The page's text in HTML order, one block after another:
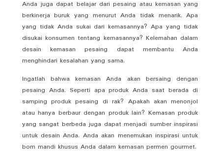
Anda juga dapat belajar dari pesaing atau kemasan yang
berkinerja buruk yang menurut Anda tidak menarik. Apa
yang tidak Anda sukai dari kemasannya? Apa yang tidak
disukai konsumen tentang kemasannya? Kelemahan dalam
desain kemasan pesaing dapat membantu Anda
menghindari kesalahan yang sama.
Ingatlah bahwa kemasan Anda akan bersaing dengan
pesaing Anda. Seperti apa produk Anda saat berada di
samping produk pesaing di rak? Apakah akan menonjol
atau hanya berbaur dengan produk lain? Kemasan produk
yang sangat berbeda juga dapat menjadi sumber inspirasi
untuk desain Anda. Anda akan menemukan inspirasi untuk
bom mandi khusus Anda dalam kemasan permen gourmet.